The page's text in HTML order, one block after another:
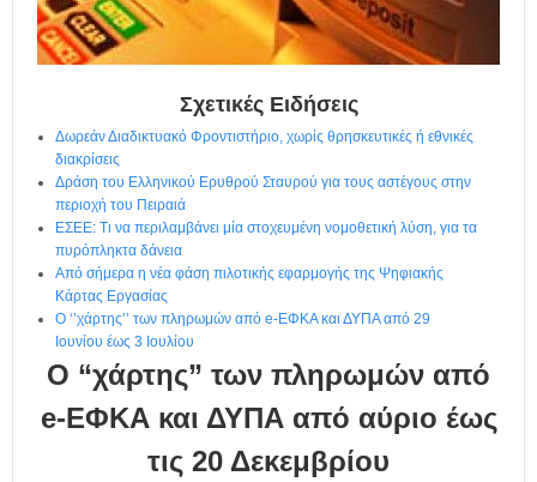
Σχετικές Ειδήσεις
Δωρεάν Διαδικτυακό Φροντιστήριο, χωρίς θρησκευτικές ή εθνικές
διακρίσεις
Δράση του Ελληνικού Ερυθρού Σταυρού για τους αστέγους στην
περιοχή του Πειραιά
ΕΣΕΕ: Τι να περιλαμβάνει μία στοχευμένη νομοθετική λύση, για τα
πυρόπληκτα δάνεια
Από σήμερα η νέα φάση πιλοτικής εφαρμογής της Ψηφιακής
Κάρτας Εργασίας
Ο ‘’χάρτης’’ των πληρωμών από e-ΕΦΚΑ και ΔΥΠΑ από 29
Ιουνίου έως 3 Ιουλίου
Ο “χάρτης” των πληρωμών από
e-ΕΦΚΑ και ΔΥΠΑ από αύριο έως
τις 20 Δεκεμβρίου